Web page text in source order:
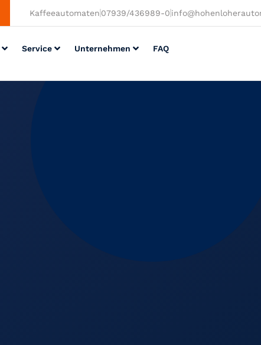
Kaffeeautomaten 07939/436989-0
Service Unternehmen FAQ